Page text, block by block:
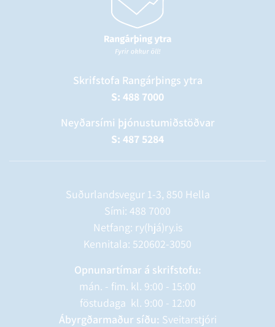
Skrifstofa Rangárþings ytra
S: 488 7000
Neyðarsími þjónustumiðstöðvar
S: 487 5284
Suðurlandsvegur 1-3, 850 Hella
Sími: 488 7000
Netfang: ry(hjá)ry.is
Kennitala: 520602-3050
Opnunartímar á skrifstofu:
mán. - fim. kl. 9:00 - 15:00
föstudaga kl. 9:00 - 12:00
Ábyrgðarmaður síðu: Sveitarstjóri